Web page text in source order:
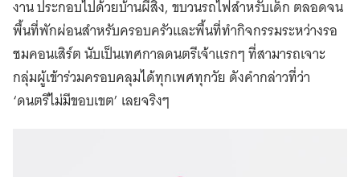
งาน ประกอบไปด้วยบ้านผีสิง, ขบวนรถไฟสำหรับเด็ก ตลอดจน
พื้นที่พักผ่อนสำหรับครอบครัวและพื้นที่ทำกิจกรรมระหว่างรอ
ชมคอนเสิร์ต นับเป็นเทศกาลดนตรีเจ้าแรกๆ ที่สามารถเจาะ
กลุ่มผู้เข้าร่วมครอบคลุมได้ทุกเพศทุกวัย ดังคำกล่าวที่ว่า
‘ดนตรีไม่มีขอบเขต’ เลยจริงๆ